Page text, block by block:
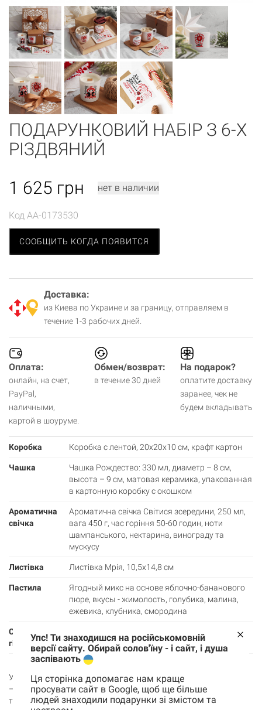
ПОДАРУНКОВИЙ НАБІР З 6-Х
РІЗДВЯНИЙ
1 625 грн нет в наличии
Код AA-0173530
СООБЩИТЬ КОГДА ПОЯВИТСЯ
Доставка:
из Киева по Украине и за границу, отправляем в
течение 1-3 рабочих дней.
Оплата:
онлайн, на счет,
PayPal,
наличными,
картой в шоуруме.
Обмен/возврат:
в течение 30 дней
На подарок?
оплатите доставку
заранее, чек не
будем вкладывать
Коробка Коробка с лентой, 20х20х10 см, крафт картон
Чашка
Чашка Рождество: 330 мл, диаметр – 8 см,
высота – 9 см, матовая керамика, упакованная
в картонную коробку с окошком
Ароматична
свічка
Ароматична свічка Світися зсередини, 250 мл,
вага 450 г, час горіння 50-60 годин, ноти
шампанського, нектарина, винограду та
мускусу
Листівка Листівка Мрія, 10,5х14,8 см
Пастила
Ягодный микс на основе яблочно-бананового
пюре, вкусы - жимолость, голубика, малина,
ежевика, клубника, смородина
Святкова
гілочка
Уяви собі теплий вечір, ялинка мерехтить вогниками, а в руках
– чашка «Різдво» зі смачною натуральною пастилою. Вона не
тільки зігріває, але й нагадує про наші давні традиції – коли
Упс! Ти знаходишся на російськомовній
версії сайту. Обирай солов'їну - і сайт, і душа
заспівають
Ця сторінка допомагає нам краще
просувати сайт в Google, щоб ще більше
людей знаходили подарунки зі змістом та